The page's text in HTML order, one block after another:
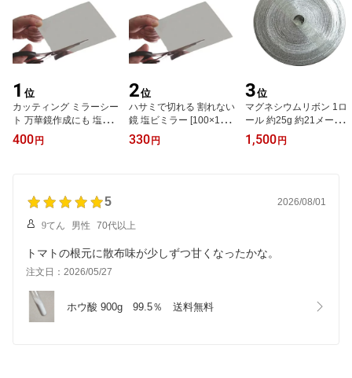
1 位
カッティング ミラーシー
ト 万華鏡作成にも 塩ビ
ミラー 1×100×100mm
ポイント消化 送料無料
400 円
2位
ハサミで切れる 割れない
鏡 塩ビミラー [100×100
mmサイズ 厚さ0.5mm] 1
枚 300円 送料無料 ポッ
330 円
3位
マグネシウムリボン 1ロ
ール 約25g 約21メート
ル Mg 99% 水素水 水素
高純度 郵便封筒出荷 普
1,500 円
5 2026/08/01
9てん 男性 70代以上
トマトの根元に散布味が少しずつ甘くなったかな。
注文日：2026/05/27
ホウ酸 900g　99.5％　送料無料